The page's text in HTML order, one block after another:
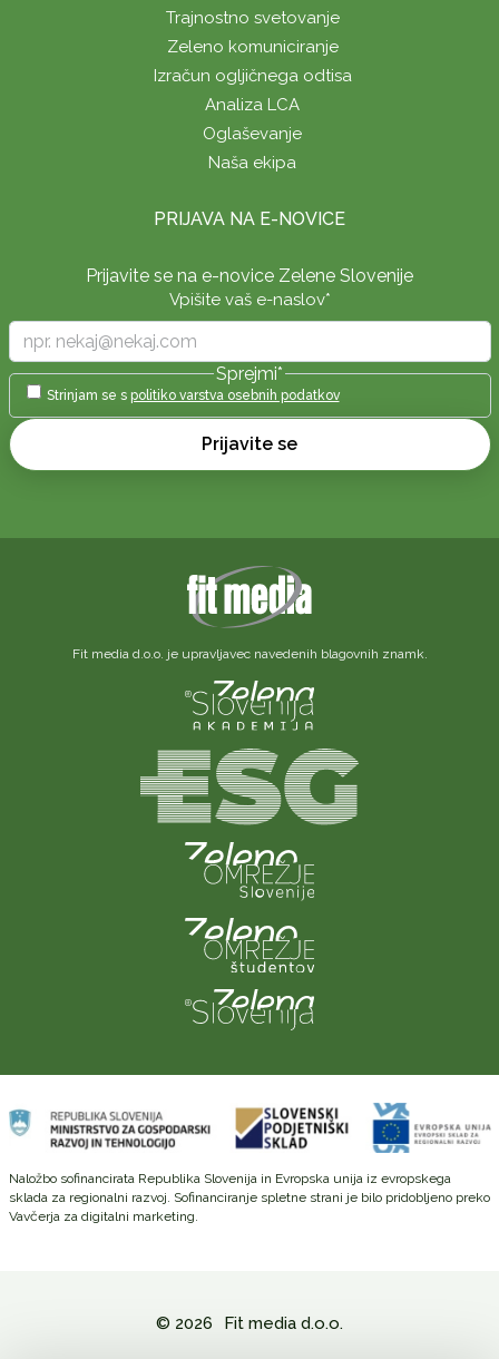
Trajnostno svetovanje
Zeleno komuniciranje
Izračun ogljičnega odtisa
Analiza LCA
Oglaševanje
Naša ekipa
PRIJAVA NA E-NOVICE
Prijavite se na e-novice Zelene Slovenije
Vpišite vaš e-naslov*
Sprejmi*
Strinjam se s politiko varstva osebnih podatkov
Prijavite se
Fit media d.o.o. je upravljavec navedenih blagovnih znamk.
Naložbo sofinancirata Republika Slovenija in Evropska unija iz evropskega
sklada za regionalni razvoj. Sofinanciranje spletne strani je bilo pridobljeno preko
Vavčerja za digitalni marketing.
© 2026 Fit media d.o.o.